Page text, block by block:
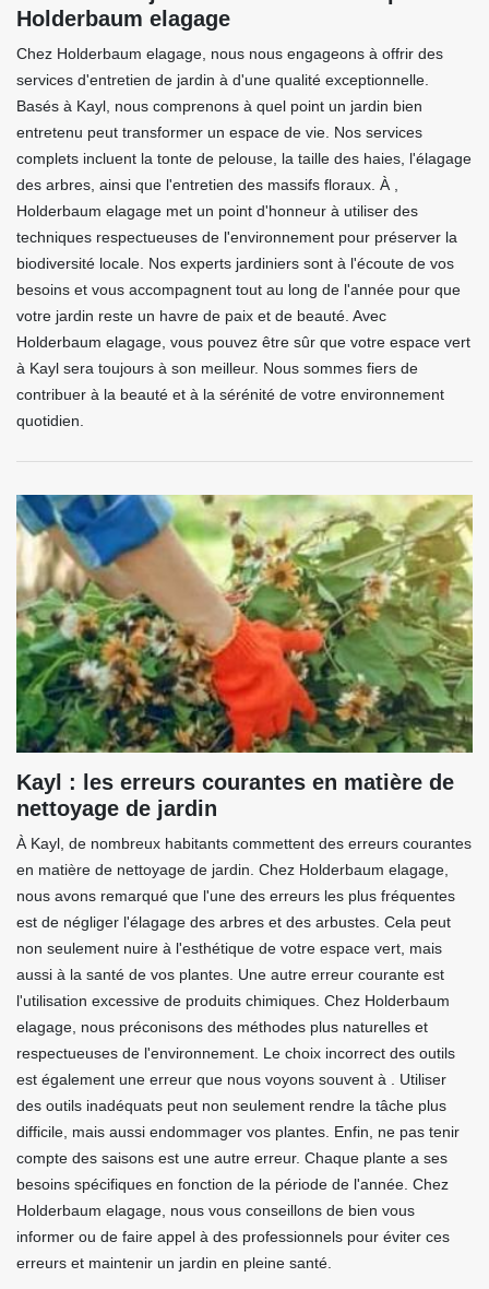
Holderbaum elagage
Chez Holderbaum elagage, nous nous engageons à offrir des
services d'entretien de jardin à d'une qualité exceptionnelle.
Basés à Kayl, nous comprenons à quel point un jardin bien
entretenu peut transformer un espace de vie. Nos services
complets incluent la tonte de pelouse, la taille des haies, l'élagage
des arbres, ainsi que l'entretien des massifs floraux. À ,
Holderbaum elagage met un point d'honneur à utiliser des
techniques respectueuses de l'environnement pour préserver la
biodiversité locale. Nos experts jardiniers sont à l'écoute de vos
besoins et vous accompagnent tout au long de l'année pour que
votre jardin reste un havre de paix et de beauté. Avec
Holderbaum elagage, vous pouvez être sûr que votre espace vert
à Kayl sera toujours à son meilleur. Nous sommes fiers de
contribuer à la beauté et à la sérénité de votre environnement
quotidien.
Kayl : les erreurs courantes en matière de
nettoyage de jardin
À Kayl, de nombreux habitants commettent des erreurs courantes
en matière de nettoyage de jardin. Chez Holderbaum elagage,
nous avons remarqué que l'une des erreurs les plus fréquentes
est de négliger l'élagage des arbres et des arbustes. Cela peut
non seulement nuire à l'esthétique de votre espace vert, mais
aussi à la santé de vos plantes. Une autre erreur courante est
l'utilisation excessive de produits chimiques. Chez Holderbaum
elagage, nous préconisons des méthodes plus naturelles et
respectueuses de l'environnement. Le choix incorrect des outils
est également une erreur que nous voyons souvent à . Utiliser
des outils inadéquats peut non seulement rendre la tâche plus
difficile, mais aussi endommager vos plantes. Enfin, ne pas tenir
compte des saisons est une autre erreur. Chaque plante a ses
besoins spécifiques en fonction de la période de l'année. Chez
Holderbaum elagage, nous vous conseillons de bien vous
informer ou de faire appel à des professionnels pour éviter ces
erreurs et maintenir un jardin en pleine santé.